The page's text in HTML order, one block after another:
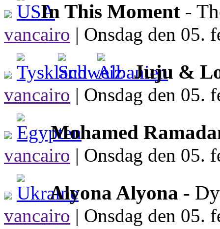
In This Moment -
vancairo | Onsdag den 05.
Juju &
vancairo | Onsdag den 05.
Mohamed
vancairo | Onsdag den 05.
Alyona Alyona -
vancairo | Onsdag den 05.